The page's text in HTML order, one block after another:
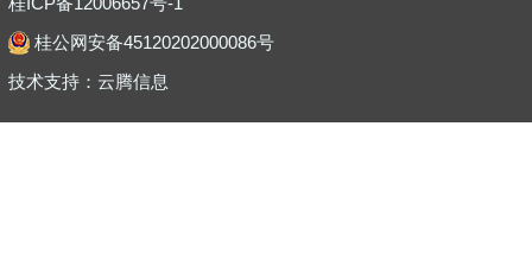
桂公网安备45120202000086号
技术支持： 云腾信息